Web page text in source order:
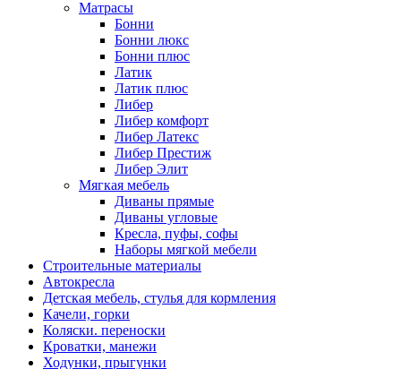
Матрасы
Бонни
Бонни люкс
Бонни плюс
Латик
Латик плюс
Либер
Либер комфорт
Либер Латекс
Либер Престиж
Либер Элит
Мягкая мебель
Диваны прямые
Диваны угловые
Кресла, пуфы, софы
Наборы мягкой мебели
Строительные материалы
Автокресла
Детская мебель, стулья для кормления
Качели, горки
Коляски. переноски
Кроватки, манежи
Ходунки, прыгунки